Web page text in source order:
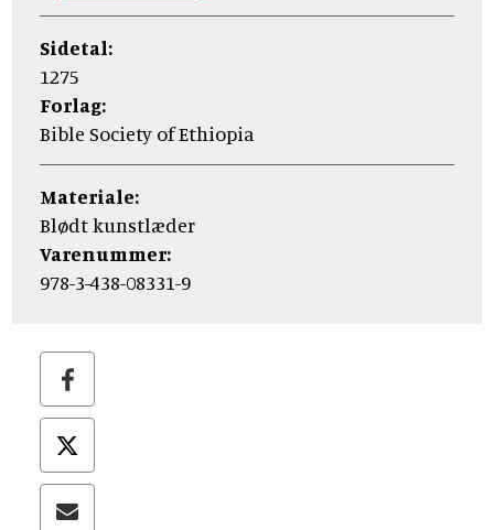
Sidetal:
1275
Forlag:
Bible Society of Ethiopia
Materiale:
Blødt kunstlæder
Varenummer:
978-3-438-08331-9